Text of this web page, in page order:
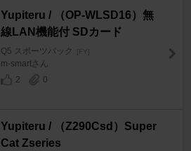
Yupiteru / （OP-WLSD16）無
線LAN機能付 SDカード
Q5 スポーツバック [FY]
m-smartさん
2
0
Yupiteru / （Z290Csd）Super
Cat Zseries